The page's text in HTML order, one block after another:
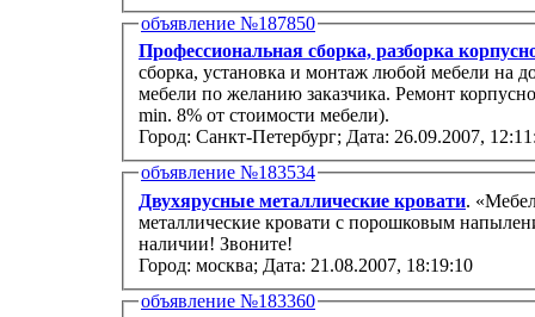
объявление №187850
Профессиональная сборка, разборка
сборка, установка и монтаж любой мебели на
мебели по желанию заказчика. Ремонт
min. 8% от стоимости мебели).
Город: Санкт-Петербург; Дата: 26.09.2007,
объявление №183534
Двухярусные металлические кровати.
металлические кровати с порошковым
наличии! Звоните!
Город: москва; Дата: 21.08.2007, 18:19:10
объявление №183360